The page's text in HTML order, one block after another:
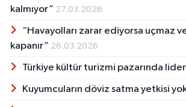
kalmıyor” 27.03.2026
“Havayolları zarar ediyorsa uçmaz
kapanır” 26.03.2026
Türkiye kültür turizmi pazarında lider
Kuyumcuların döviz satma yetkisi